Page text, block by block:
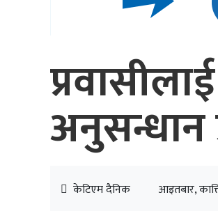
अनुसन्धान
केटिएम दैनिक आइतबार,